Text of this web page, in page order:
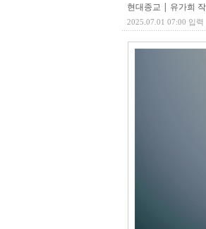
현대종교 | 유가희
2025.07.01 07:00 입력